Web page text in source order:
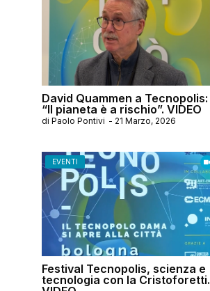
David Quammen a Tecnopolis:
“Il pianeta è a rischio”. VIDEO
di Paolo Pontivi - 21 Marzo, 2026
EVENTI
Festival Tecnopolis, scienza e
tecnologia con la Cristoforetti.